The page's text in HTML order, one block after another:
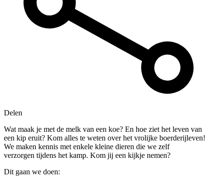
Delen
Wat maak je met de melk van een koe? En hoe ziet het leven van
een kip eruit? Kom alles te weten over het vrolijke boerderijleven!
We maken kennis met enkele kleine dieren die we zelf
verzorgen tijdens het kamp. Kom jij een kijkje nemen?
Dit gaan we doen: